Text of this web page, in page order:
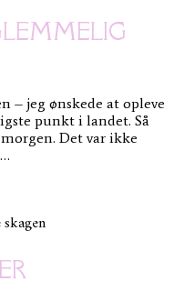
– jeg ønskede at opleve
punkt i landet. Så
Det var ikke
skagen